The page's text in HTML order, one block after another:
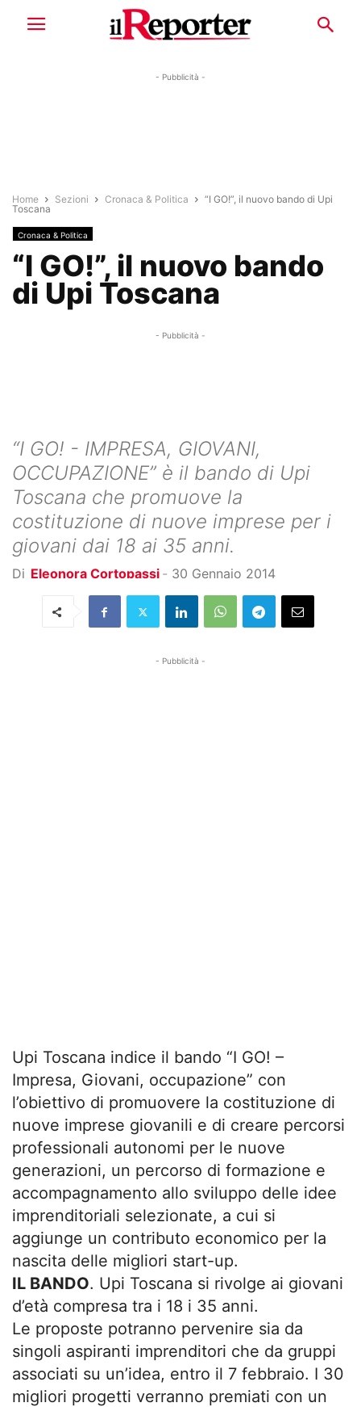
- Pubblicità -
Home Sezioni Cronaca & Politica
“I GO!”, il nuovo bando di Upi
Toscana
Cronaca & Politica
“I GO!”, il nuovo bando
di Upi Toscana
- Pubblicità -
“I GO! - IMPRESA, GIOVANI,
OCCUPAZIONE” è il bando di Upi
Toscana che promuove la
costituzione di nuove imprese per i
giovani dai 18 ai 35 anni.
Di Eleonora Cortopassi - 30 Gennaio 2014
- Pubblicità -
Upi Toscana indice il bando “I GO! –
Impresa, Giovani, occupazione” con
l’obiettivo di promuovere la costituzione di
nuove imprese giovanili e di creare percorsi
professionali autonomi per le nuove
generazioni, un percorso di formazione e
accompagnamento allo sviluppo delle idee
imprenditoriali selezionate, a cui si
aggiunge un contributo economico per la
nascita delle migliori start-up.
IL BANDO. Upi Toscana si rivolge ai giovani
d’età compresa tra i 18 i 35 anni.
Le proposte potranno pervenire sia da
singoli aspiranti imprenditori che da gruppi
associati su un’idea, entro il 7 febbraio. I 30
migliori progetti verranno premiati con un